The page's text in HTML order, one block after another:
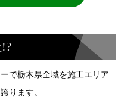
で栃木県全域を施工エリア
ります。